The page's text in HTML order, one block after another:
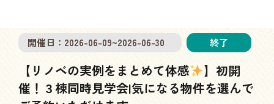
開催日： 2026-06-09~2026-06-30 終了
【リノベの実例をまとめて体感
】初開
催！３棟同時見学会|気になる物件を選んで